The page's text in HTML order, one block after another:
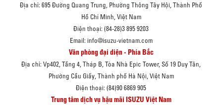
Địa chỉ: 695 Đường Quang Trung, Phường Thông Tây Hội, Thành Phố
Hồ Chí Minh, Việt Nam
Điện thoại: (84-28)3 895 9203
Email: info@isuzu-vietnam.com
Văn phòng đại diện - Phía Bắc
Địa chỉ: Vp402, Tầng 4, Tháp B, Tòa Nhà Epic Tower, Số 19 Duy Tân,
Phường Cầu Giấy, Thành phố Hà Nội, Việt Nam
Điện thoại: (84)90 6869 905
Trung tâm dịch vụ hậu mãi ISUZU Việt Nam